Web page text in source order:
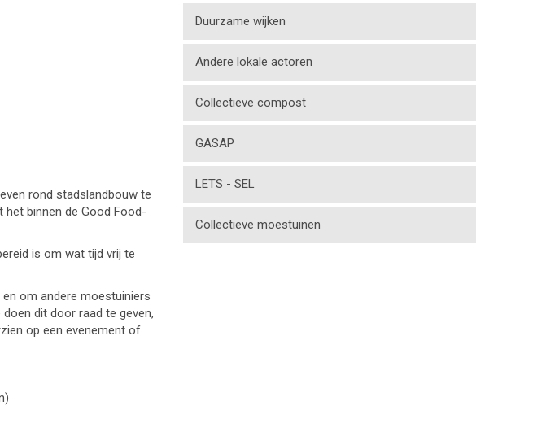
rond stadslandbouw te
het binnen de Good Food-
is om wat tijd vrij te
om andere moestuiniers
dit door raad te geven,
op een evenement of
Duurzame wijken
Andere lokale actoren
Collectieve compost
GASAP
LETS - SEL
Collectieve moestuinen